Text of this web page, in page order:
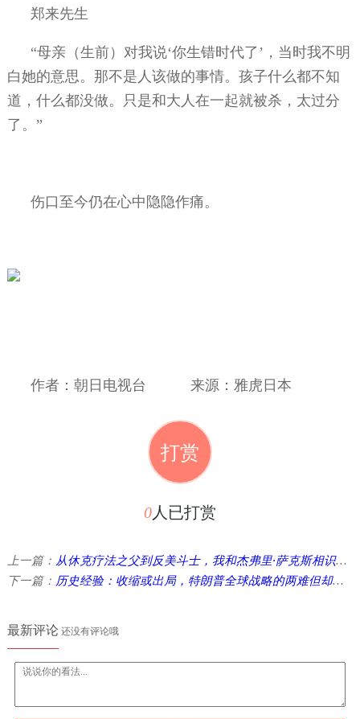
郑来先生
“母亲（生前）对我说‘你生错时代了’，当时我不明
白她的意思。那不是人该做的事情。孩子什么都不知
道，什么都没做。只是和大人在一起就被杀，太过分
了。”
伤口至今仍在心中隐隐作痛。
作者：朝日电视台 来源：雅虎日本
打赏
0人已打赏
上一篇： 从休克疗法之父到反美斗士，我和杰弗里·萨克斯相识的30年
下一篇： 历史经验：收缩或出局，特朗普全球战略的两难但却是理性的抉择 ...
最新评论还没有评论哦